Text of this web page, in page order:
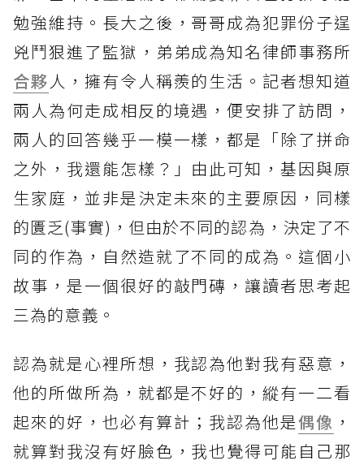
勉強維持。長大之後，哥哥成為犯罪份子逞
兇鬥狠進了監獄，弟弟成為知名律師事務所
合夥人，擁有令人稱羨的生活。記者想知道
兩人為何走成相反的境遇，便安排了訪問，
兩人的回答幾乎一模一樣，都是「除了拼命
之外，我還能怎樣？」由此可知，基因與原
生家庭，並非是決定未來的主要原因，同樣
的匱乏(事實)，但由於不同的認為，決定了不
同的作為，自然造就了不同的成為。這個小
故事，是一個很好的敲門磚，讓讀者思考起
三為的意義。
認為就是心裡所想，我認為他對我有惡意，
他的所做所為，就都是不好的，縱有一二看
起來的好，也必有算計；我認為他是偶像 ，
就算對我沒有好臉色，我也覺得可能自己那